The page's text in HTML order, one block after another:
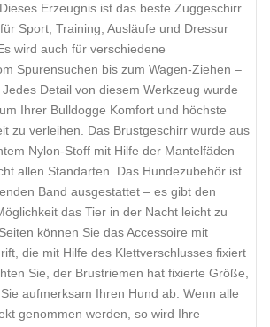
Erzeugnis ist das beste Zuggeschirr
Sport, Training, Ausläufe und Dressur
wird auch für verschiedene
Spurensuchen bis zum Wagen-Ziehen –
Detail von diesem Werkzeug wurde
Ihrer Bulldogge Komfort und höchste
zu verleihen. Das Brustgeschirr wurde aus
Nylon-Stoff mit Hilfe der Mantelfäden
allen Standarten. Das Hundezubehör ist
Band ausgestattet – es gibt den
das Tier in der Nacht leicht zu
können Sie das Accessoire mit
die mit Hilfe des Klettverschlusses fixiert
Sie, der Brustriemen hat fixierte Größe,
aufmerksam Ihren Hund ab. Wenn alle
genommen werden, so wird Ihre